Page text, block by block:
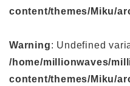
content/themes/Miku/
Warning: Undefined
/home/millionwaves/
content/themes/Miku/